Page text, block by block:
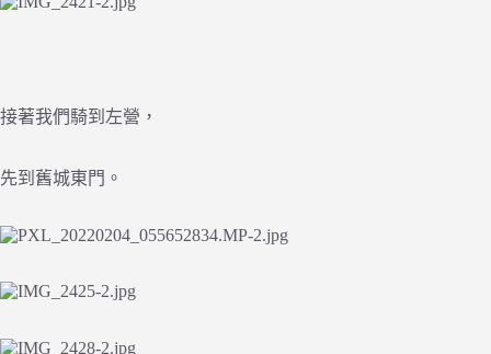
接著我們騎到左營，
先到舊城東門。